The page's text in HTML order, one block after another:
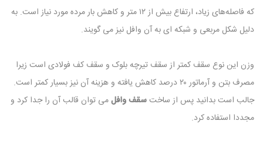
که فاصله‌های زیاد، ارتفاع بیش از ۱۲ متر و کاهش بار مرده مورد نیاز است. به
دلیل شکل مربعی و شبکه ای به آن وافل نیز می گویند.
وزن این نوع سقف کمتر از سقف تیرچه بلوک و سقف کف فولادی است زیرا
مصرف بتن و آرماتور ۲۰ درصد کاهش یافته و هزینه آن نیز بسیار کمتر است.
جالب است بدانید پس از ساختسقف وافلمی توان قالب آن را جدا کرد و
مجددا استفاده کرد.